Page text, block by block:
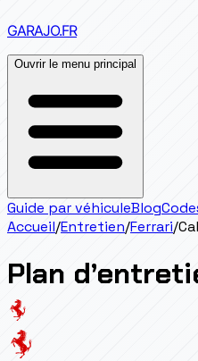
GARAJO.FR
Ouvrir le menu principal
Guide par véhiculeBlog
Accueil/Entretien/Ferrari/
Plan